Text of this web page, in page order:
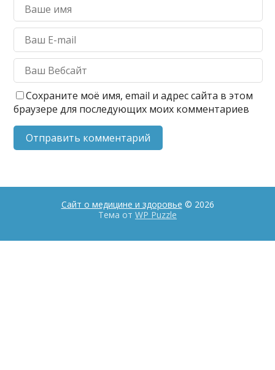
Сохраните моё имя, email и адрес сайта в этом
браузере для последующих моих комментариев
Сайт о медицине и здоровье © 2026
Тема от WP Puzzle